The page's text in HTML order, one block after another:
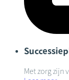
Met zorg zijn